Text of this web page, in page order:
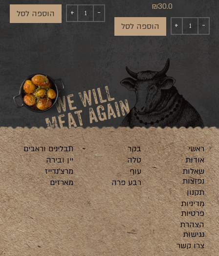
₪30.0
הוספה לסל
הוספה לסל
ראשי
אודות
שאלות
נפוצות
תקנון
מדיניות
פרטיות
הצהרת
נגישות
צרו קשר
בקר
טלה
עוף
רבע פרה
תבלינים וראבים
יין ובירה
מרצ’נדייז
מארזים